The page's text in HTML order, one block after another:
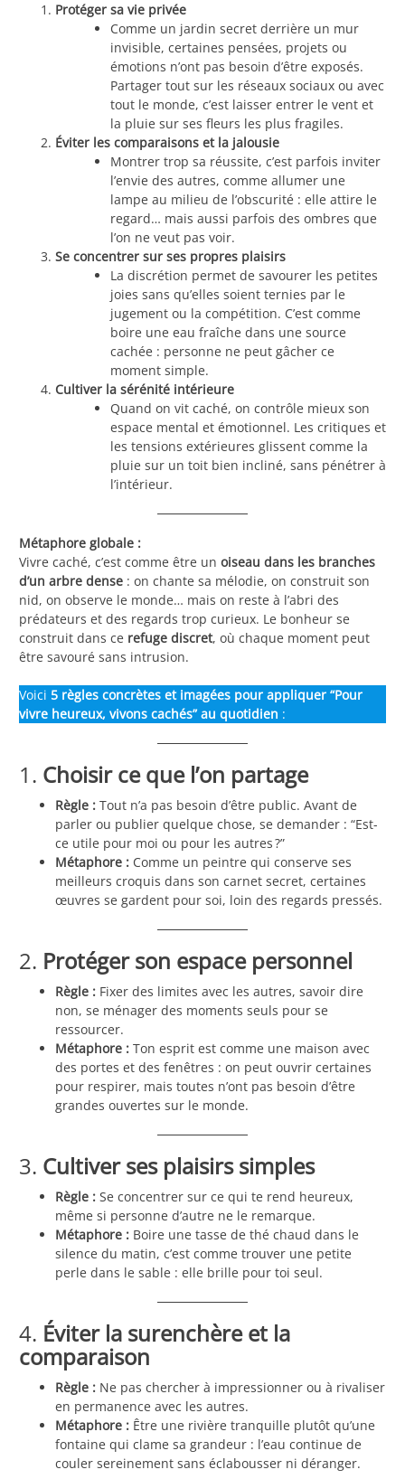
Protéger sa vie privée
Comme un jardin secret derrière un mur
invisible, certaines pensées, projets ou
émotions n’ont pas besoin d’être exposés.
Partager tout sur les réseaux sociaux ou avec
tout le monde, c’est laisser entrer le vent et
la pluie sur ses fleurs les plus fragiles.
Éviter les comparaisons et la jalousie
Montrer trop sa réussite, c’est parfois inviter
l’envie des autres, comme allumer une
lampe au milieu de l’obscurité : elle attire le
regard… mais aussi parfois des ombres que
l’on ne veut pas voir.
Se concentrer sur ses propres plaisirs
La discrétion permet de savourer les petites
joies sans qu’elles soient ternies par le
jugement ou la compétition. C’est comme
boire une eau fraîche dans une source
cachée : personne ne peut gâcher ce
moment simple.
Cultiver la sérénité intérieure
Quand on vit caché, on contrôle mieux son
espace mental et émotionnel. Les critiques et
les tensions extérieures glissent comme la
pluie sur un toit bien incliné, sans pénétrer à
l’intérieur.
Métaphore globale :
Vivre caché, c’est comme être un oiseau dans les branches
d’un arbre dense : on chante sa mélodie, on construit son
nid, on observe le monde… mais on reste à l’abri des
prédateurs et des regards trop curieux. Le bonheur se
construit dans ce refuge discret, où chaque moment peut
être savouré sans intrusion.
Voici 5 règles concrètes et imagées pour appliquer “Pour
vivre heureux, vivons cachés” au quotidien :
1. Choisir ce que l’on partage
Règle : Tout n’a pas besoin d’être public. Avant de
parler ou publier quelque chose, se demander : “Est-
ce utile pour moi ou pour les autres ?”
Métaphore : Comme un peintre qui conserve ses
meilleurs croquis dans son carnet secret, certaines
œuvres se gardent pour soi, loin des regards pressés.
2. Protéger son espace personnel
Règle : Fixer des limites avec les autres, savoir dire
non, se ménager des moments seuls pour se
ressourcer.
Métaphore : Ton esprit est comme une maison avec
des portes et des fenêtres : on peut ouvrir certaines
pour respirer, mais toutes n’ont pas besoin d’être
grandes ouvertes sur le monde.
3. Cultiver ses plaisirs simples
Règle : Se concentrer sur ce qui te rend heureux,
même si personne d’autre ne le remarque.
Métaphore : Boire une tasse de thé chaud dans le
silence du matin, c’est comme trouver une petite
perle dans le sable : elle brille pour toi seul.
4. Éviter la surenchère et la
comparaison
Règle : Ne pas chercher à impressionner ou à rivaliser
en permanence avec les autres.
Métaphore : Être une rivière tranquille plutôt qu’une
fontaine qui clame sa grandeur : l’eau continue de
couler sereinement sans éclabousser ni déranger.